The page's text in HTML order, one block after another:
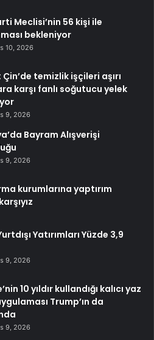
Meclisi’nin 56 kişi ile
bekleniyor
10, 2026
temizlik işçileri aşırı
karşı fanlı soğutucu yelek
9, 2026
Bayram Alışverişi
9, 2026
kurumlarına yaptırım
Yatırımları Yüzde 3,9
9, 2026
10 yıldır kullandığı kalıcı yaz
Trump’ın da
9, 2026